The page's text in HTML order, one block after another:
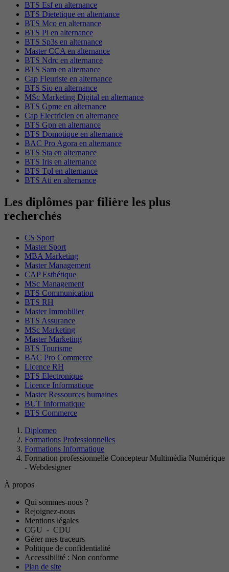
BTS Esf en alternance
BTS Dietetique en alternance
BTS Mco en alternance
BTS Pi en alternance
BTS Sp3s en alternance
Master CCA en alternance
BTS Ndrc en alternance
BTS Sam en alternance
Cap Fleuriste en alternance
BTS Sio en alternance
MSc Marketing Digital en alternance
BTS Gpme en alternance
Cap Electricien en alternance
BTS Gpn en alternance
BTS Domotique en alternance
BAC Pro Agora en alternance
BTS Sta en alternance
BTS Iris en alternance
BTS Tpl en alternance
BTS Ati en alternance
Les diplômes par filière les plus
recherchés
CS Sport
Master Sport
MBA Marketing
Master Management
CAP Esthétique
MSc Management
BTS Communication
BTS RH
Master Immobilier
BTS Assurance
MSc Marketing
Master Marketing
BTS Tourisme
BAC Pro Commerce
Licence RH
BTS Electronique
Licence Informatique
Master Ressources humaines
BUT Informatique
BTS Commerce
Diplomeo
Formations Professionnelles
Formations Informatique
Formation professionnelle Concepteur Multimédia Numérique
- Webdesigner
À propos
Qui sommes-nous ?
Rejoignez-nous
Mentions légales
CGU - CDU
Gérer mes traceurs
Politique de confidentialité
Accessibilité : Non conforme
Plan de site